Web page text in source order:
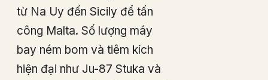
từ Na Uy đến Sicily để tấn
công Malta. Số lượng máy
bay ném bom và tiêm kích
hiện đại như Ju-87 Stuka và